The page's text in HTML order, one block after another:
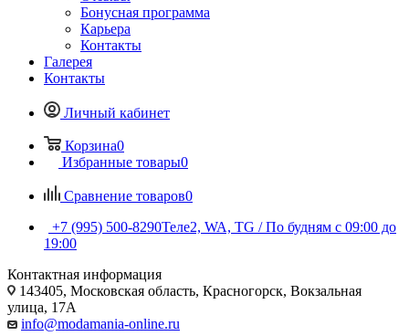
Бонусная программа
Карьера
Контакты
Галерея
Контакты
Личный кабинет
Корзина0
Избранные товары0
Сравнение товаров0
+7 (995) 500-8290Теле2, WA, TG / По будням c 09:00 до
19:00
Контактная информация
143405, Московская область, Красногорск, Вокзальная
улица, 17А
info@modamania-online.ru